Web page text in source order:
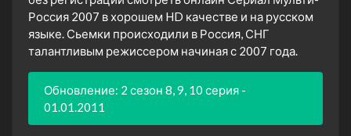
Россия 2007 в хорошем HD качестве и на русском
языке. Сьемки происходили в Россия, СНГ
талантливым режиссером начиная с 2007 года.
Обновление: 2 сезон 8, 9, 10 серия -
01.01.2011